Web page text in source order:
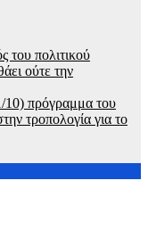
του πολιτικού
ούτε την
10) πρόγραμμα του
τροπολογία για το